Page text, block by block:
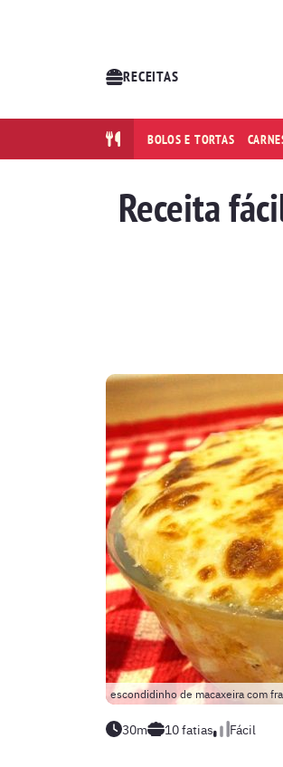
RECEITAS
BOLOS E TORTAS
Receita
escondidinho de macaxeira com
30m 10fatias Fácil